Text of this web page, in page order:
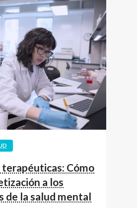
Cómo
a los
de la salud mental